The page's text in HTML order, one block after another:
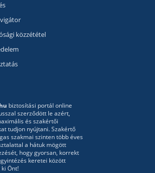
közzététel
biztosítási portál online
szerződött le azért,
és szakértői
tudjon nyújtani. Szakértő
szakmai szinten több éves
a hátuk mögött
hogy gyorsan, korrekt
keretei között
Önt!